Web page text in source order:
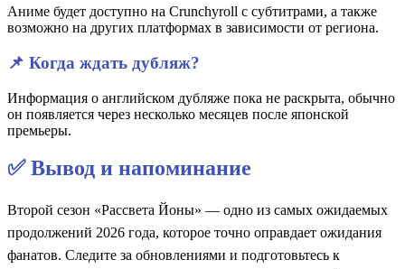
Аниме будет доступно на Crunchyroll с субтитрами, а также
возможно на других платформах в зависимости от региона.
📌 Когда ждать дубляж?
Информация о английском дубляже пока не раскрыта, обычно
он появляется через несколько месяцев после японской
премьеры.
✅ Вывод и напоминание
Второй сезон «Рассвета Йоны» — одно из самых ожидаемых
продолжений 2026 года, которое точно оправдает ожидания
фанатов. Следите за обновлениями и подготовьтесь к